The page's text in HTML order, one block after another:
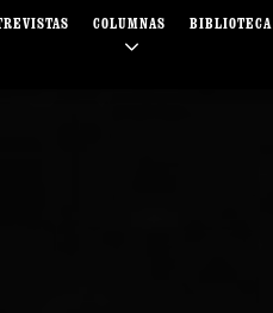
COLUMNAS BIBLIOTECA